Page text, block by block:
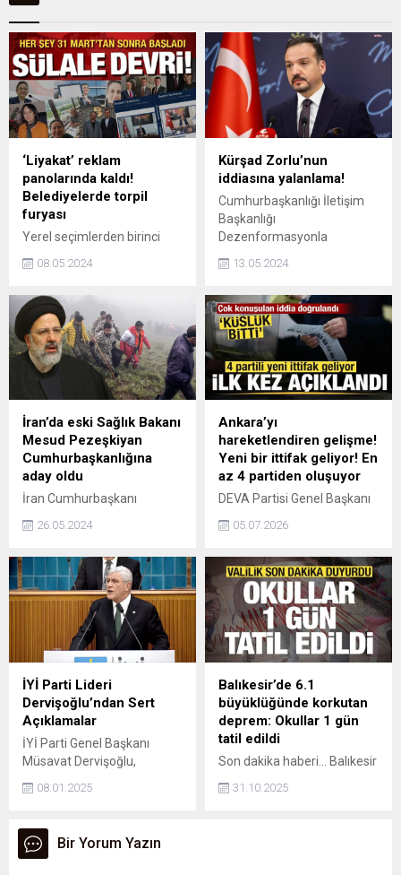
‘Liyakat’ reklam
panolarında kaldı!
Belediyelerde torpil
furyası
Yerel seçimlerden birinci
zafer sarhoşluğu yerini
CHP’nin ele geçirdiği
belediyelerde inanılmaz
düzeyde torpil furyası
başladı.
08.05.2024
Kürşad Zorlu’nun
iddiasına yalanlama!
Cumhurbaşkanlığı İletişim
Başkanlığı
Dezenformasyonla
Ankara Milletvekili Kürşad
açıklama yaptı.
13.05.2024
İran’da eski Sağlık Bakanı
Mesud Pezeşkiyan
Cumhurbaşkanlığına
aday oldu
İran Cumhurbaşkanı
kazasında hayatını
ülkede ilk Cumhurbaşkanı
adayı belli oldu. İran'da daha
önce adaylığı veto edilen
reformist kanadın önde
gelen isimlerinden eski
Sağlık Bakanı Mesud
Pezeşkiyan, Cumhurbaşkanı
seçiminde adaylık
başvurusunda bulunacağını
açıkladı. İran'da
Cumhurbaşkanlığı seçimleri
28 Haziran'da yapılacak.
26.05.2024
Ankara’yı
hareketlendiren gelişme!
Yeni bir ittifak geliyor! En
az 4 partiden oluşuyor
DEVA Partisi Genel Başkanı
ittifak üzerinde çalıştıklarını
partinin olduğu ittifakta bu
kez CHP yer almadı.
05.07.2026
İYİ Parti Lideri
Dervişoğlu’ndan Sert
Açıklamalar
İYİ Parti Genel Başkanı
Müsavat Dervişoğlu,
hükümete yönelik
Dervişoğlu, devletin yanlı
yönetimiyle Türkiye'nin zorlu
08.01.2025
Balıkesir’de 6.1
büyüklüğünde korkutan
deprem: Okullar 1 gün
tatil edildi
Son dakika haberi... Balıkesir
saat 22.50'de meydana
31.10.2025
Bir Yorum Yazın